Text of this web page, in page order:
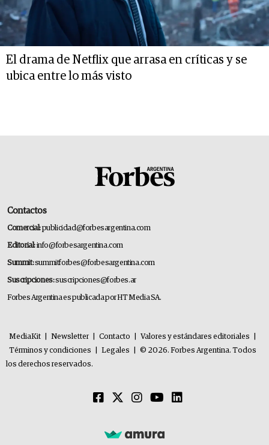
El drama de Netflix que arrasa en críticas y se
ubica entre lo más visto
Contactos
Comercial:publicidad@forbesargentina.com
Editorial:info@forbesargentina.com
Summit:summitforbes@forbesargentina.com
Suscripciones:suscripciones@forbes.ar
Forbes Argentina es publicada por HT Media SA.
MediaKit Newsletter Contacto Valores y estándares editoriales
Términos y condiciones
Legales
© 2026. Forbes Argentina. Todos
los derechos reservados.